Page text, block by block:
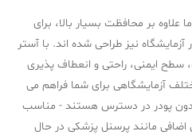
بر محافظت بسیار بالا، برای
آزمایشگاه نیز طراحی شده اند. با آستر
ایمنی، راحتی و انعطاف پذیری
آزمایشگاهی برای شما فراهم می
پودر در دسترس هستند - مناسب
مانند پرسنل پزشکی در حال